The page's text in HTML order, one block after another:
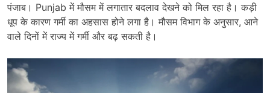
पंजाब। Punjab में मौसम में लगातार बदलाव देखने को मिल रहा है। कड़ी
धूप के कारण गर्मी का अहसास होने लगा है। मौसम विभाग के अनुसार, आने
वाले दिनों में राज्य में गर्मी और बढ़ सकती है।